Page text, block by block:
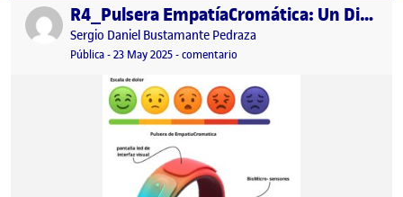
Publicado por R4_Pulsera EmpatíaCromática: Un Diseño Especulativo
Publicado por
Sergio Daniel Bustamante Pedraza
Visibilidad:
Pública-Fecha de publicación
23 May 202523 mayo, 2025 12:44 am
-comentario